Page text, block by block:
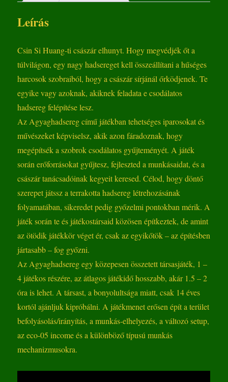
Leírás
Csin Si Huang-ti császár elhunyt. Hogy megvédjék őt a
túlvilágon, egy nagy hadsereget kell összeállítani a hűséges
harcosok szobraiból, hogy a császár sírjánál őrködjenek. Te
egyike vagy azoknak, akiknek feladata e csodálatos
hadsereg felépítése lesz.
Az Agyaghadsereg című játékban tehetséges iparosokat és
művészeket képviselsz, akik azon fáradoznak, hogy
megépítsék a szobrok csodálatos gyűjteményét. A játék
során erőforrásokat gyűjtesz, fejleszted a munkásaidat, és a
császár tanácsadóinak kegyeit keresed. Célod, hogy döntő
szerepet játssz a terrakotta hadsereg létrehozásának
folyamatában, sikeredet pedig győzelmi pontokban mérik. A
játék során te és játékostársaid közösen építkeztek, de amint
az ötödik játékkör véget ér, csak az egyikőtök – az építésben
jártasabb – fog győzni.
Az Agyaghadsereg egy közepesen összetett társasjáték, 1 –
4 játékos részére, az átlagos játékidő hosszabb, akár 1.5 – 2
óra is lehet. A társast, a bonyolultsága miatt, csak 14 éves
kortól ajánljuk kipróbálni. A játékmenet erősen épít a terület
befolyásolás/irányítás, a munkás-elhelyezés, a változó setup,
az eco-05 income és a különböző típusú munkás
mechanizmusokra.